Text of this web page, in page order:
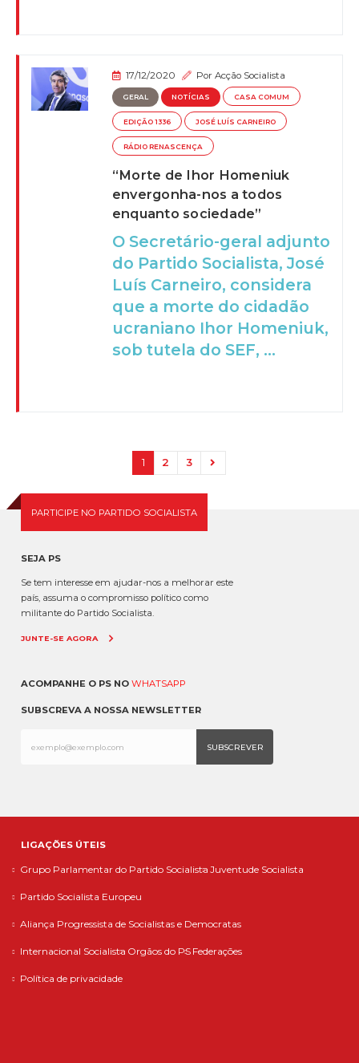
17/12/2020 PorAcção Socialista
GERAL NOTÍCIAS CASA COMUM
EDIÇÃO 1336 JOSÉ LUÍS CARNEIRO
RÁDIO RENASCENÇA
“Morte de Ihor Homeniuk
envergonha-nos a todos
enquanto sociedade”
O Secretário-geral adjunto
do Partido Socialista, José
Luís Carneiro, considera
que a morte do cidadão
ucraniano Ihor Homeniuk,
sob tutela do SEF, ...
1 2 3
PARTICIPE NO PARTIDO SOCIALISTA
SEJA PS
Se tem interesse em ajudar-nos a melhorar este
país, assuma o compromisso político como
militante do Partido Socialista.
JUNTE-SE AGORA
ACOMPANHE O PS NO WHATSAPP
SUBSCREVA A NOSSA NEWSLETTER
LIGAÇÕES ÚTEIS
Grupo Parlamentar do Partido Socialista Juventude Socialista
Partido Socialista Europeu
Aliança Progressista de Socialistas e Democratas
Internacional Socialista Orgãos do PS Federações
Política de privacidade